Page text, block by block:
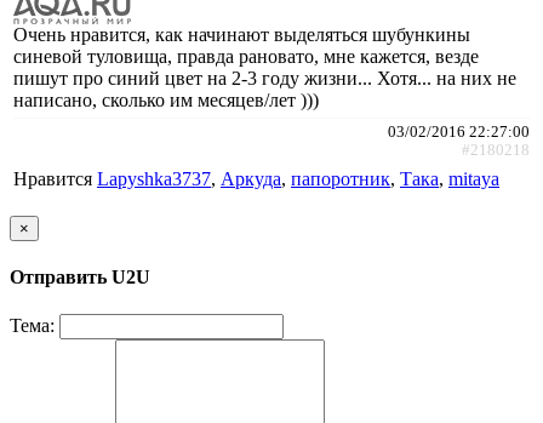
Очень нравится, как начинают выделяться шубункины
синевой туловища, правда рановато, мне кажется, везде
пишут про синий цвет на 2-3 году жизни... Хотя... на них не
написано, сколько им месяцев/лет )))
03/02/2016 22:27:00
#2180218
Нравится Lapyshka3737, Аркуда, папоротник, Така, mitaya
×
Отправить U2U
Тема: